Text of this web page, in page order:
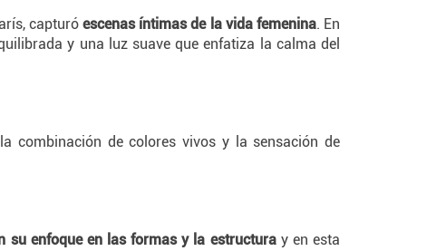
capturó escenas íntimas de la vida femenina. En
y una luz suave que enfatiza la calma del
combinación de colores vivos y la sensación de
su enfoque en las formas y la estructuray en esta